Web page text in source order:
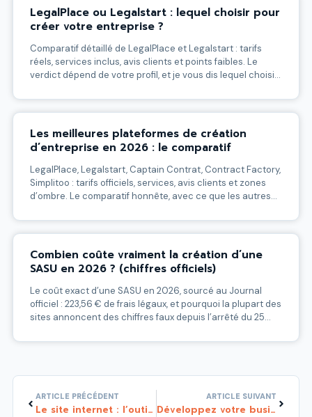
LegalPlace ou Legalstart : lequel choisir pour
créer votre entreprise ?
Comparatif détaillé de LegalPlace et Legalstart : tarifs
réels, services inclus, avis clients et points faibles. Le
verdict dépend de votre profil, et je vous dis lequel choisir
Les meilleures plateformes de création
d’entreprise en 2026 : le comparatif
LegalPlace, Legalstart, Captain Contrat, Contract Factory,
Simplitoo : tarifs officiels, services, avis clients et zones
d’ombre. Le comparatif honnête, avec ce que les autres
Combien coûte vraiment la création d’une
SASU en 2026 ? (chiffres officiels)
Le coût exact d’une SASU en 2026, sourcé au Journal
officiel : 223,56 € de frais légaux, et pourquoi la plupart des
sites annoncent des chiffres faux depuis l’arrêté du 25
Précédent
ARTICLE PRÉCÉDENT
Le site internet : l’outil marketing digital indispensable ! Au moins pour 3 raisons
ARTICLE SUIVANT
Développez votre business avec l’e-mail marketing avec un autorépondeur